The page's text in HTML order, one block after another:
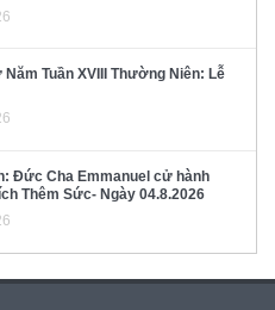
Năm Tuần XVIII Thường Niên: Lễ
Đức Cha Emmanuel cử hành
Thêm Sức- Ngày 04.8.2026